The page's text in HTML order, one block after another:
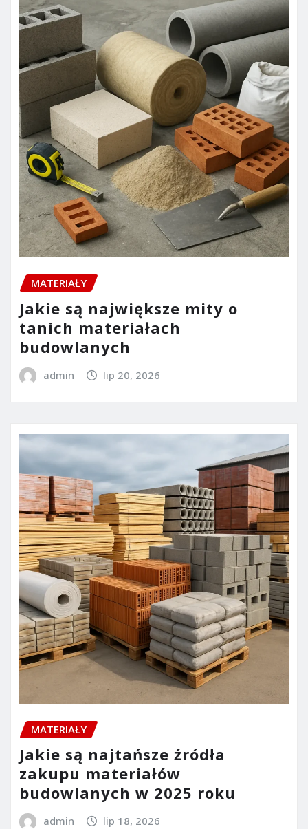
MATERIAŁY
Jakie są największe mity o
tanich materiałach
budowlanych
admin lip 20, 2026
MATERIAŁY
Jakie są najtańsze źródła
zakupu materiałów
budowlanych w 2025 roku
admin lip 18, 2026